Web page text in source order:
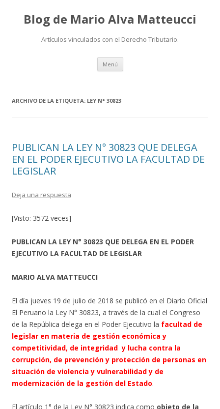
Blog de Mario Alva Matteucci
Artículos vinculados con el Derecho Tributario.
Menú Ir
contenido
ARCHIVO DE LA ETIQUETA: LEY N° 30823
PUBLICAN LA LEY N° 30823 QUE DELEGA
EN EL PODER EJECUTIVO LA FACULTAD DE
LEGISLAR
Deja una respuesta
[Visto: 3572 veces]
PUBLICAN LA LEY N° 30823 QUE DELEGA EN EL PODER
EJECUTIVO LA FACULTAD DE LEGISLAR
MARIO ALVA MATTEUCCI
El día jueves 19 de julio de 2018 se publicó en el Diario Oficial
El Peruano la Ley N° 30823, a través de la cual el Congreso
de la República delega en el Poder Ejecutivo la facultad de
legislar en materia de gestión económica y
competitividad, de integridad y lucha contra la
corrupción, de prevención y protección de personas en
situación de violencia y vulnerabilidad y de
modernización de la gestión del Estado.
El artículo 1° de la Ley N° 30823 indica como objeto de la